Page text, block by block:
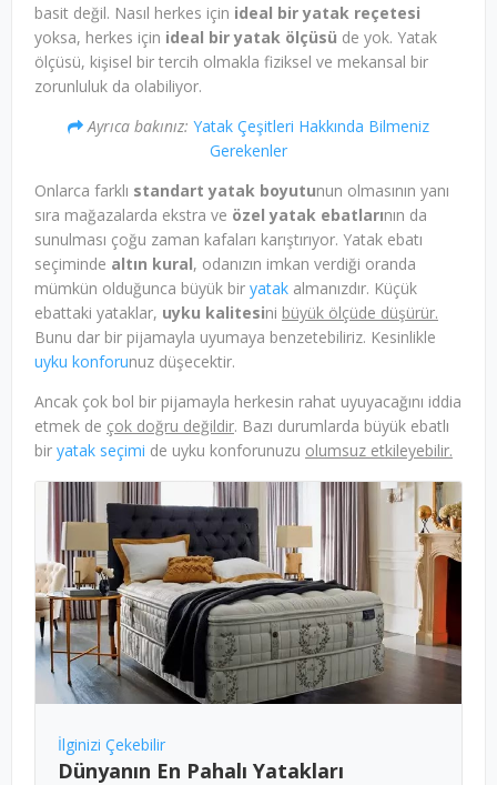
basit değil. Nasıl herkes için ideal bir yatak reçetesi
yoksa, herkes için ideal bir yatak ölçüsü de yok. Yatak
ölçüsü, kişisel bir tercih olmakla fiziksel ve mekansal bir
zorunluluk da olabiliyor.
Ayrıca bakınız: Yatak Çeşitleri Hakkında Bilmeniz
Gerekenler
Onlarca farklı standart yatak boyutunun olmasının yanı
sıra mağazalarda ekstra ve özel yatak ebatlarının da
sunulması çoğu zaman kafaları karıştırıyor. Yatak ebatı
seçiminde altın kural, odanızın imkan verdiği oranda
mümkün olduğunca büyük bir yatak almanızdır. Küçük
ebattaki yataklar, uyku kalitesini büyük ölçüde düşürür.
Bunu dar bir pijamayla uyumaya benzetebiliriz. Kesinlikle
uyku konforunuz düşecektir.
Ancak çok bol bir pijamayla herkesin rahat uyuyacağını iddia
etmek de çok doğru değildir. Bazı durumlarda büyük ebatlı
bir yatak seçimi de uyku konforunuzu olumsuz etkileyebilir.
İlginizi Çekebilir
Dünyanın En Pahalı Yatakları